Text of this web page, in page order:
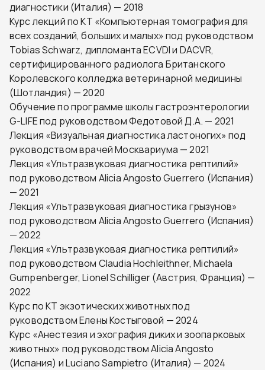
диагностики (Италия) — 2018
Курс лекций по КТ «Компьютерная томография для
всех созданий, больших и малых» под руководством
Tobias Schwarz, дипломанта ECVDI и DACVR,
сертифицированного радиолога Британского
Королевского колледжа ветеринарной медицины
(Шотландия) — 2020
Обучение по программе школы гастроэнтерологии
G-LIFE под руководством Федотовой Д.А. — 2021
Лекция «Визуальная диагностика ластоногих» под
руководством врачей Москвариума — 2021
Лекция «Ультразвуковая диагностика рептилий»
под руководством Alicia Angosto Guerrero (Испания)
— 2021
Лекция «Ультразвуковая диагностика грызунов»
под руководством Alicia Angosto Guerrero (Испания)
— 2022
Лекция «Ультразвуковая диагностика рептилий»
под руководством Claudia Hochleithner, Michaela
Gumpenberger, Lionel Schilliger (Австрия, Франция) —
2022
Курс по КТ экзотических животных под
руководством Елены Костыговой — 2024
Курс «Анестезия и эхография диких и зоопарковых
животных» под руководством Alicia Angosto
(Испания) и Luciano Sampietro (Италия) — 2024